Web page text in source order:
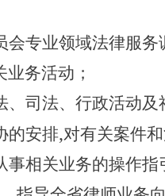
会专业领域法律服
务活动；
、司法、行政活动
的安排,对有关案件
事相关业务的操作